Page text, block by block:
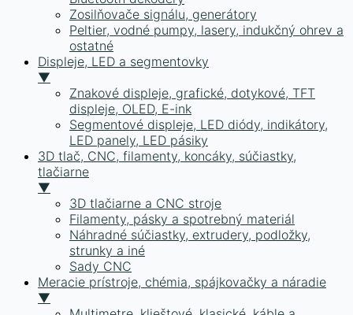
Zosilňovače signálu, generátory
Peltier, vodné pumpy, lasery, indukčný ohrev a
ostatné
Displeje, LED a segmentovky
▼
Znakové displeje, grafické, dotykové, TFT
displeje, OLED, E-ink
Segmentové displeje, LED diódy, indikátory,
LED panely, LED pásiky
3D tlač, CNC, filamenty, koncáky, súčiastky,
tlačiarne
▼
3D tlačiarne a CNC stroje
Filamenty, pásky a spotrebný materiál
Náhradné súčiastky, extrudery, podložky,
strunky a iné
Sady CNC
Meracie prístroje, chémia, spájkovačky a náradie
▼